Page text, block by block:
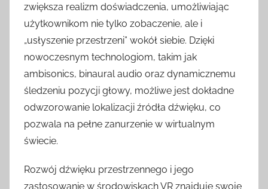
zwiększa realizm doświadczenia, umożliwiając
użytkownikom nie tylko zobaczenie, ale i
„usłyszenie przestrzeni” wokół siebie. Dzięki
nowoczesnym technologiom, takim jak
ambisonics, binaural audio oraz dynamicznemu
śledzeniu pozycji głowy, możliwe jest dokładne
odwzorowanie lokalizacji źródła dźwięku, co
pozwala na pełne zanurzenie w wirtualnym
świecie.
Rozwój dźwięku przestrzennego i jego
zastosowanie w środowiskach VR znajduje swoje